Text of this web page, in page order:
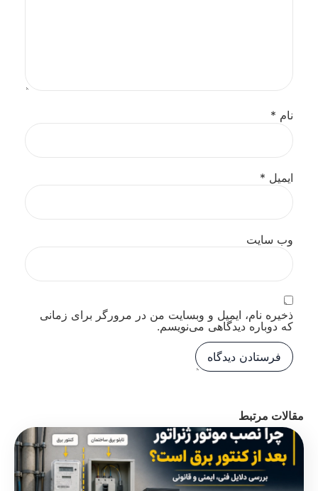
نام *
ایمیل *
وب‌ سایت
ذخیره نام، ایمیل و وبسایت من در مرورگر برای زمانی
که دوباره دیدگاهی می‌نویسم.
مقالات مرتبط